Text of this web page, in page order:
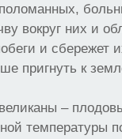
вокруг них и
и сбережет
пригнуть к
–
температуры